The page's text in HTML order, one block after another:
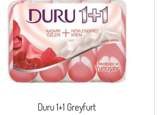
Duru 1+1 Greyfurt